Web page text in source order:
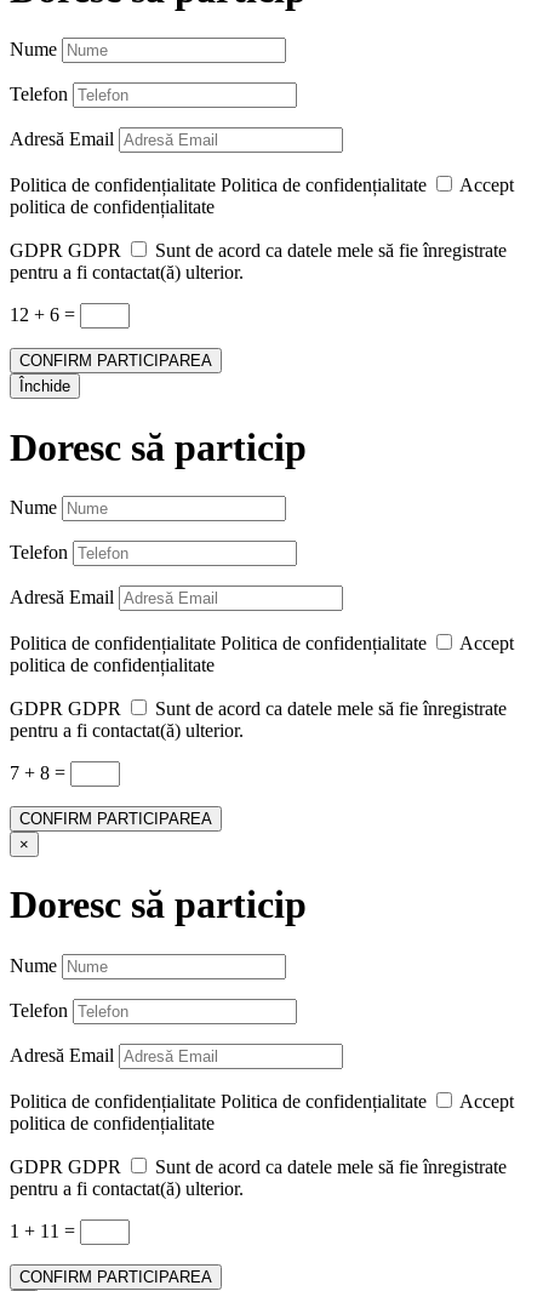
Nume
Telefon
Adresă Email
Politica de confidențialitate Politica de confidențialitate
Accept
politica de confidențialitate
GDPR GDPR
Sunt de acord ca datele mele să fie înregistrate
pentru a fi contactat(ă) ulterior.
12 + 6 =
CONFIRM PARTICIPAREA
Închide
Doresc să particip
Nume
Telefon
Adresă Email
Politica de confidențialitate Politica de confidențialitate
Accept
politica de confidențialitate
GDPR GDPR
Sunt de acord ca datele mele să fie înregistrate
pentru a fi contactat(ă) ulterior.
7 + 8 =
CONFIRM PARTICIPAREA
×
Doresc să particip
Nume
Telefon
Adresă Email
Politica de confidențialitate Politica de confidențialitate
Accept
politica de confidențialitate
GDPR GDPR
Sunt de acord ca datele mele să fie înregistrate
pentru a fi contactat(ă) ulterior.
1 + 11 =
CONFIRM PARTICIPAREA